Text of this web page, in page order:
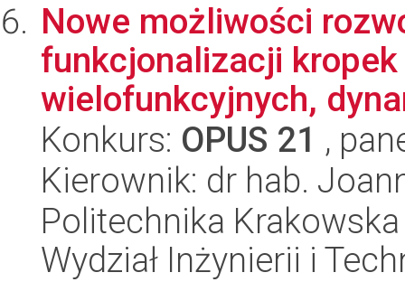
Nowe możliwości
funkcjonalizacji
wielofunkcyjnych,
Konkurs: OPUS 21 ,
Kierownik: dr hab.
Politechnika
Wydział Inżynierii i